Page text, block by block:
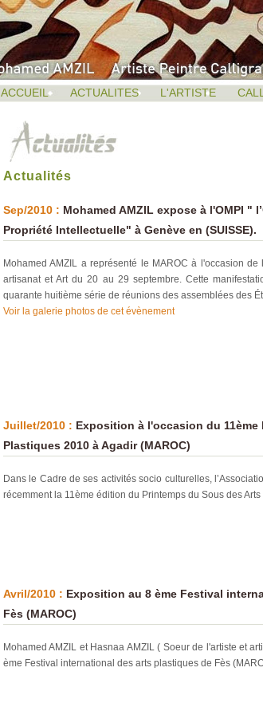
ACCUEIL ACTUALITES L'ARTISTE
Actualités
Sep/2010 : Mohamed AMZIL expose à l'OMPI "
Propriété Intellectuelle" à Genève en (SUISSE).
Mohamed AMZIL a représenté le MAROC à l'occasion
artisanat et Art du 20 au 29 septembre. Cette
quarante huitième série de réunions des assemblées des
Voir la galerie photos de cet évènement
Juillet/2010 : Exposition à l'occasion du
Plastiques 2010 à Agadir (MAROC)
Dans le Cadre de ses activités socio culturelles,
récemment la 11ème édition du Printemps du Sous des
Avril/2010 : Exposition au 8 ème Festival
Fès (MAROC)
Mohamed AMZIL et Hasnaa AMZIL ( Soeur de l'artiste et
ème Festival international des arts plastiques de Fès